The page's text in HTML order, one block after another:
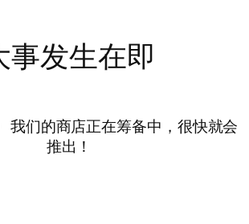
事发生在即
我们的商店正在筹备中，很快就会
推出！